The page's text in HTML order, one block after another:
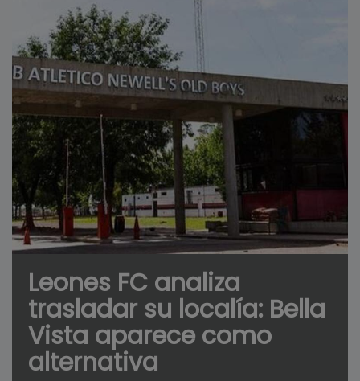
Leones FC analiza
trasladar su localía: Bella
Vista aparece como
alternativa